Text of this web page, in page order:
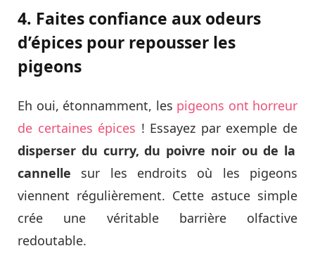
4. Faites confiance aux odeurs
d’épices pour repousser les
pigeons
Eh oui, étonnamment, les pigeons ont horreur
de certaines épices ! Essayez par exemple de
disperser du curry, du poivre noir ou de la
cannelle sur les endroits où les pigeons
viennent régulièrement. Cette astuce simple
crée une véritable barrière olfactive
redoutable.